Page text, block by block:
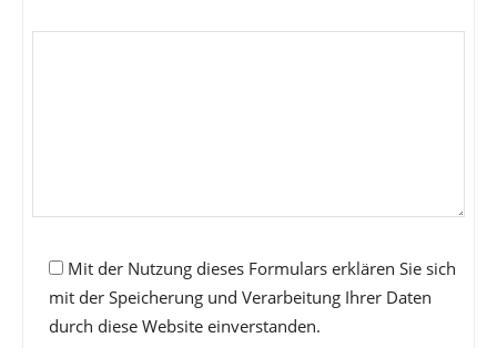
Mit der Nutzung dieses Formulars erklären Sie sich
mit der Speicherung und Verarbeitung Ihrer Daten
durch diese Website einverstanden.